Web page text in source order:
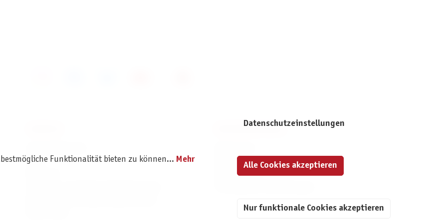
AGB
Kontakt
Datenschutz
bestmögliche Funktionalität bieten zu können... Mehr
Datenschutzeinstellungen
Nur funktionale Cookies akzeptieren
Alle Cookies akzeptieren